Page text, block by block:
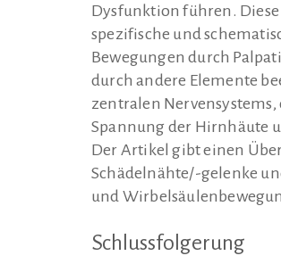
Dysfunktion führen. Diese
spezifische und
Bewegungen durch
durch andere Elemente
zentralen Nervensystems,
Spannung der Hirnhäute
Der Artikel gibt einen
Schädelnähte/-gelenke
und
Schlussfolgerung